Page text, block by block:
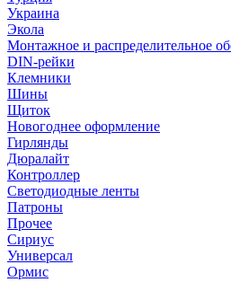
Украина
Экола
Монтажное и распределительное
DIN-рейки
Клемники
Шины
Щиток
Новогоднее оформление
Гирлянды
Дюралайт
Контроллер
Светодиодные ленты
Патроны
Прочее
Сириус
Универсал
Ормис